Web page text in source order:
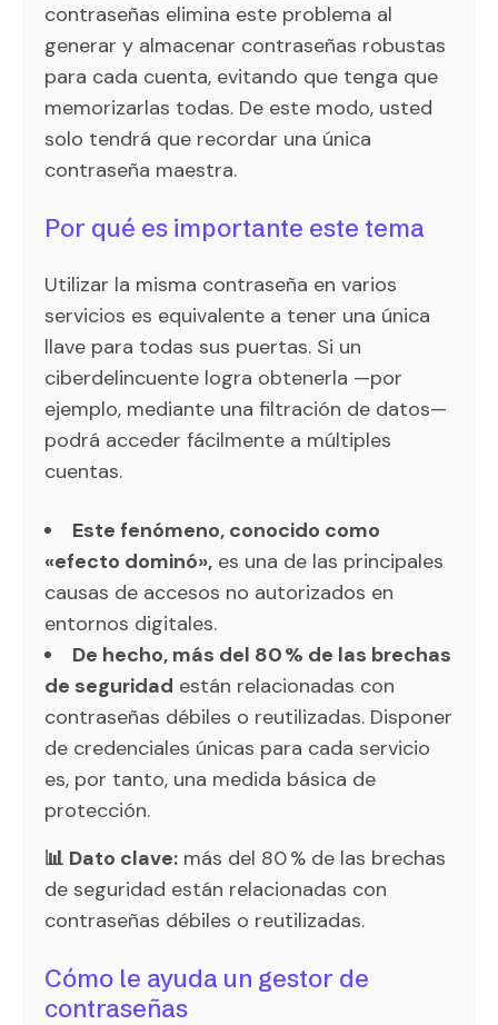
contraseñas elimina este problema al
generar y almacenar contraseñas robustas
para cada cuenta, evitando que tenga que
memorizarlas todas. De este modo, usted
solo tendrá que recordar una única
contraseña maestra.
Por qué es importante este tema
Utilizar la misma contraseña en varios
servicios es equivalente a tener una única
llave para todas sus puertas. Si un
ciberdelincuente logra obtenerla —por
ejemplo, mediante una filtración de datos—
podrá acceder fácilmente a múltiples
cuentas.
Este fenómeno, conocido como
«efecto dominó», es una de las principales
causas de accesos no autorizados en
entornos digitales.
De hecho, más del 80 % de las brechas
de seguridad están relacionadas con
contraseñas débiles o reutilizadas. Disponer
de credenciales únicas para cada servicio
es, por tanto, una medida básica de
protección.
📊 Dato clave: más del 80 % de las brechas
de seguridad están relacionadas con
contraseñas débiles o reutilizadas.
Cómo le ayuda un gestor de
contraseñas